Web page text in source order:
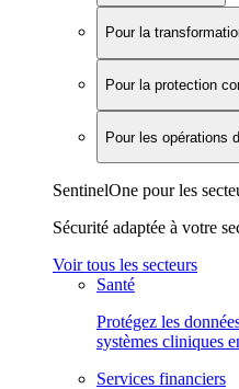
Pour la
Pour la protection
Pour les opérations
SentinelOne pour les
Sécurité adaptée à votre
Voir tous les secteurs
Santé
Protégez les
systèmes cliniques
Services financiers